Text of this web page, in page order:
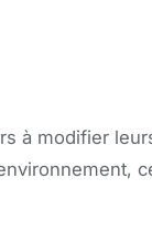
à modifier